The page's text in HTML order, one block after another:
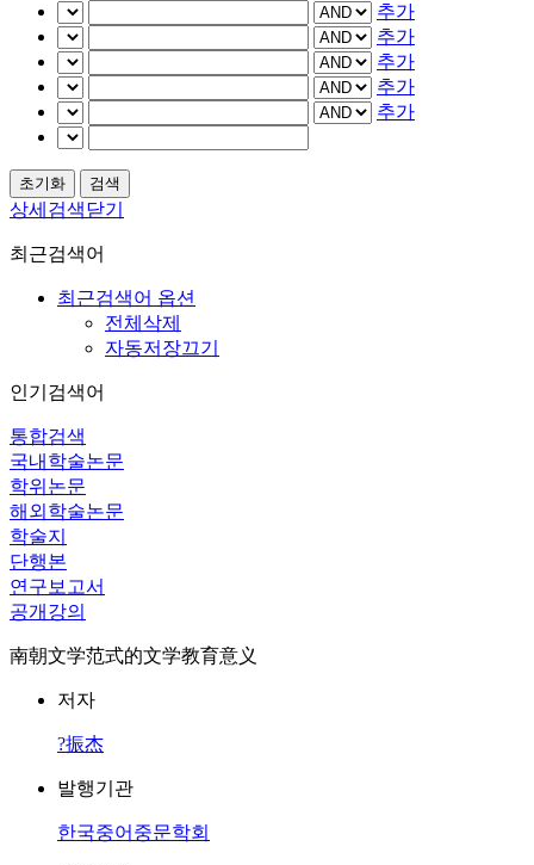
추가
추가
추가
추가
추가
상세검색닫기
최근검색어
최근검색어 옵션
전체삭제
자동저장끄기
인기검색어
통합검색
국내학술논문
학위논문
해외학술논문
학술지
단행본
연구보고서
공개강의
南朝文学范式的文学教育意义
저자
?振杰
발행기관
한국중어중문학회